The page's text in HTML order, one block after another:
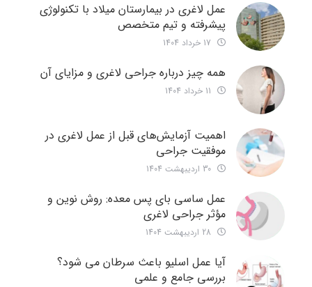
عمل لاغری در بیمارستان میلاد با تکنولوژی
پیشرفته و تیم متخصص
همه چیز درباره جراحی لاغری و مزایای آن
اهمیت آزمایش‌های قبل از عمل لاغری در
موفقیت جراحی
عمل ساسی بای پس معده: روش نوین و
مؤثر جراحی لاغری
آیا عمل اسلیو باعث سرطان می شود؟
بررسی جامع و علمی